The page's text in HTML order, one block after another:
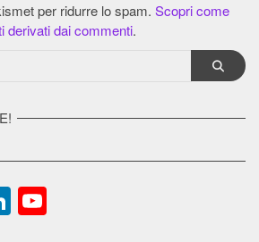
per ridurre lo spam. Scopri come
derivati dai commenti.
LinkedIn